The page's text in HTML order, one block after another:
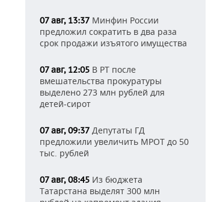
07 авг, 13:37 Минфин России
предложил сократить в два раза
срок продажи изъятого имущества
07 авг, 12:05 В РТ после
вмешательства прокуратуры
выделено 273 млн рублей для
детей-сирот
07 авг, 09:37 Депутаты ГД
предложили увеличить МРОТ до 50
тыс. рублей
07 авг, 08:45 Из бюджета
Татарстана выделят 300 млн